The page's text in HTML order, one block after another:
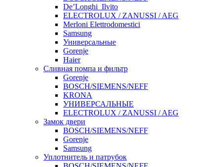
De’Longhi_Ilvito
ELECTROLUX / ZANUSSI / AEG
Merloni Elettrodomestici
Samsung
Универсальные
Gorenje
Haier
Сливная помпа и фильтр
Gorenje
BOSCH/SIEMENS/NEFF
KRONA
УНИВЕРСАЛЬНЫЕ
ELECTROLUX / ZANUSSI / AEG
Замок двери
BOSCH/SIEMENS/NEFF
Gorenje
Samsung
Уплотнитель и патрубок